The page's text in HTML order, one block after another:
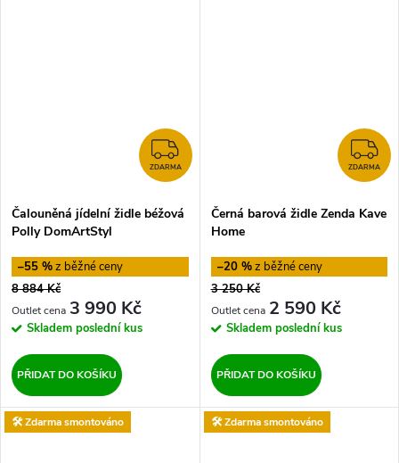
ZDARMA
ZDARMA
Čalouněná jídelní židle béžová
Polly DomArtStyl
–55 %
8 884 Kč
3 990 Kč
Skladem poslední kus
PŘIDAT DO KOŠÍKU
ZDARMA
Černá barová židle Zenda Kave
Home
–20 %
3 250 Kč
2 590 Kč
Skladem poslední kus
PŘIDAT DO KOŠÍKU
🛠️ Zdarma smontováno 🛠️ Zdarma smontováno